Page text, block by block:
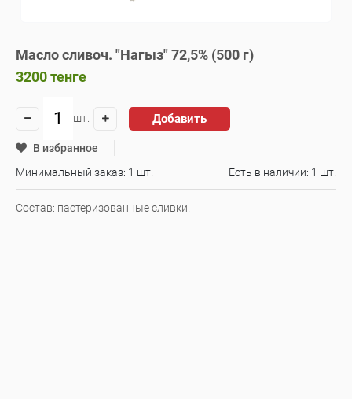
Масло сливоч. "Нагыз" 72,5% (500 г)
3200тенге
шт. Добавить
В избранное
Минимальный заказ: 1 шт.
Есть в наличии: 1 шт.
Состав: пастеризованные сливки.